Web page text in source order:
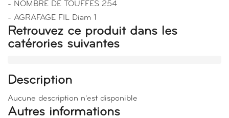
- NOMBRE DE TOUFFES 254
- AGRAFAGE FIL Diam 1
Retrouvez ce produit dans les
catérories suivantes
Description
Aucune description n'est disponible
Autres informations